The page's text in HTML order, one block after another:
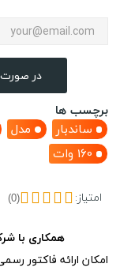
در
برچسب ها
ساندبار
مدل
160 وات
امتیاز: (0)
همکاری با
امکان ارائه فاکتور